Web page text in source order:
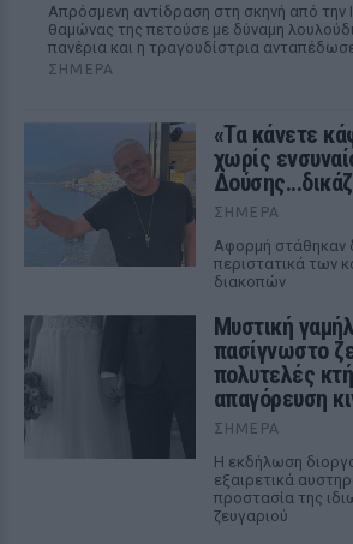
Απρόσμενη αντίδραση στη σκηνή από την
θαμώνας της πετούσε με δύναμη
πανέρια και η τραγουδίστρια
ΣΉΜΕΡΑ
«Τα κάνετε
χωρίς
ΣΉΜΕΡΑ
Αφορμή στάθηκαν
περιστατικά των
διακοπών
Μυστική
πασίγνωστο
πολυτελές
απαγόρευση
ΣΉΜΕΡΑ
Η εκδήλωση
εξαιρετικά
προστασία της
ζευγαριού